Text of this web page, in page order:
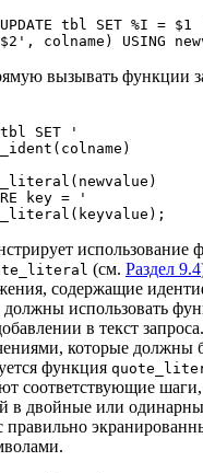
tbl SET %I = $1
colname) USING
вызывать функции
tbl SET '
key = '
использование
(см. Раздел 9.4
содержащие
должны использовать
в текст
которые
функция
соответствующие шаги,
в двойные или
правильно